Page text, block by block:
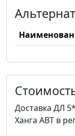
Доставка ДЛ
Ханга ABT в